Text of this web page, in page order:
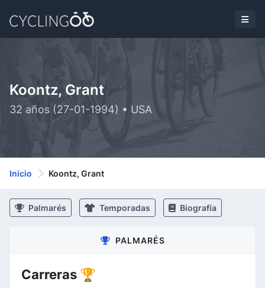
Koontz, Grant
32 años (27-01-1994) • USA
Inicio Koontz, Grant
Palmarés Temporadas Biografía
PALMARÉS
Carreras 🏆